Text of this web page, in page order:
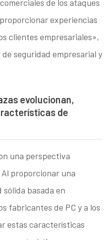
de los ataques
experiencias
clientes empresariales»,
seguridad empresarial y
evolucionan,
de
una perspectiva
proporcionar una
basada en
fabricantes de PC y a los
estas características